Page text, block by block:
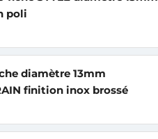
poli
diamètre 13mm
finition inox brossé